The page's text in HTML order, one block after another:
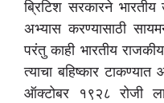
ब्रिटिश सरकारने भारतीय
अभ्यास करण्यासाठी
परंतु काही भारतीय
त्याचा बहिष्कार
ऑक्टोबर १९२८ रोजी